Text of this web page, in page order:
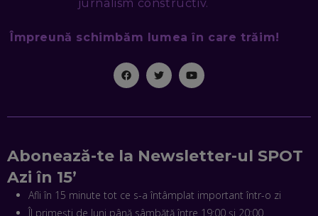
SMART CITY: CUM SE NAȘTE UN ORAȘ INTELIGENT. CE „NU
MARE „ORAȘ COGNITIV” DIN ISTORIE
SEAMA CĂ CINEVA ÎNCEARCĂ SĂ TE MANIPULEZE, ONLINE.
MIHAI CEPOI, JOBFUL: SCHIMBĂM MODUL ÎN CARE APLICI
LA JOB! CUM DEMONSTREZI ABILITĂȚI ȘI CÂȘTIGI PREMII
EP. 45
jurnalism constructiv.
Împreună schimbăm lumea în care trăim!
Abonează-te la Newsletter-ul SPOT
Azi în 15’
Afli în 15 minute tot ce s-a întâmplat important într-o zi
Îl primești de luni până sâmbătă între 19:00 și 20:00